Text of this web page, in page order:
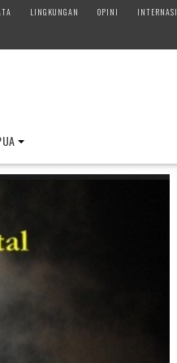
LINGKUNGAN OPINI